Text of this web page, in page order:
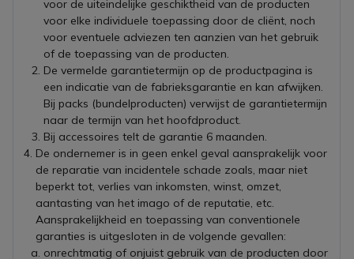
voor de uiteindelijke geschiktheid van de producten
voor elke individuele toepassing door de cliënt, noch
voor eventuele adviezen ten aanzien van het gebruik
of de toepassing van de producten.
De vermelde garantietermijn op de productpagina is
een indicatie van de fabrieksgarantie en kan afwijken.
Bij packs (bundelproducten) verwijst de garantietermijn
naar de termijn van het hoofdproduct.
Bij accessoires telt de garantie 6 maanden.
De ondernemer is in geen enkel geval aansprakelijk voor
de reparatie van incidentele schade zoals, maar niet
beperkt tot, verlies van inkomsten, winst, omzet,
aantasting van het imago of de reputatie, etc.
Aansprakelijkheid en toepassing van conventionele
garanties is uitgesloten in de volgende gevallen:
onrechtmatig of onjuist gebruik van de producten door